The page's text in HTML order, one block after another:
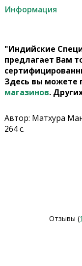
Информация
"Индийские
предлагает Вам
Здесь вы можете
магазинов.
Автор: Матхура
264 с.
Отзывы (1